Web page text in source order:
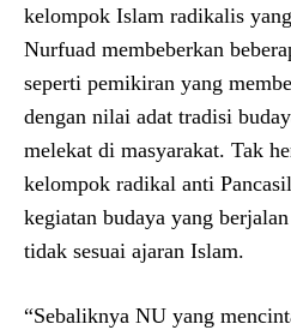
kelompok Islam radikalis
Nurfuad membeberkan
seperti pemikiran yang
dengan nilai adat tradisi
melekat di masyarakat. Tak
kelompok radikal anti
kegiatan budaya yang
tidak sesuai ajaran Islam.
“Sebaliknya NU yang